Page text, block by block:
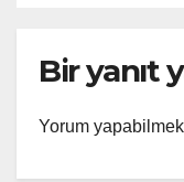
Bir yanıt
Yorum